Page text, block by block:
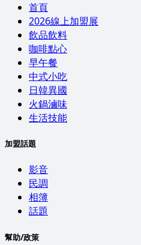
首頁
2026線上加盟展
飲品飲料
咖啡點心
早午餐
中式小吃
日韓異國
火鍋滷味
生活技能
加盟話題
影音
民調
相簿
話題
幫助/政策